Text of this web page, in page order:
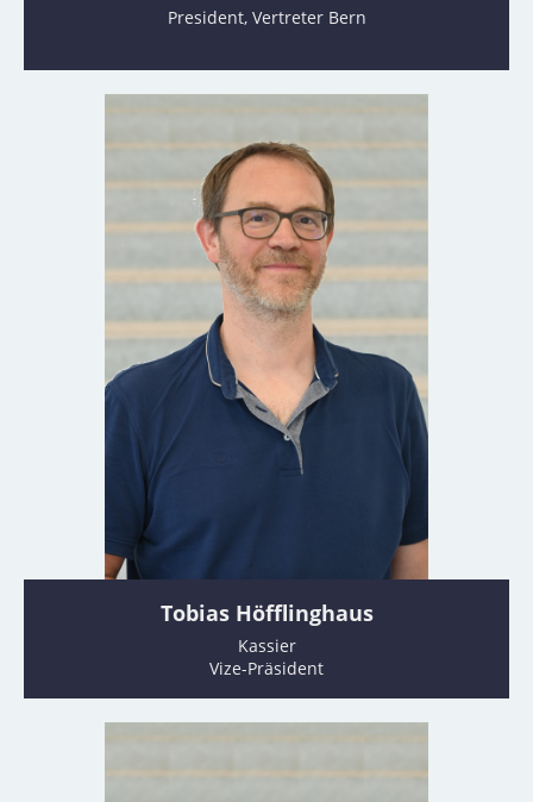
President, Vertreter Bern
Tobias Höfflinghaus
Kassier
Vize-Präsident